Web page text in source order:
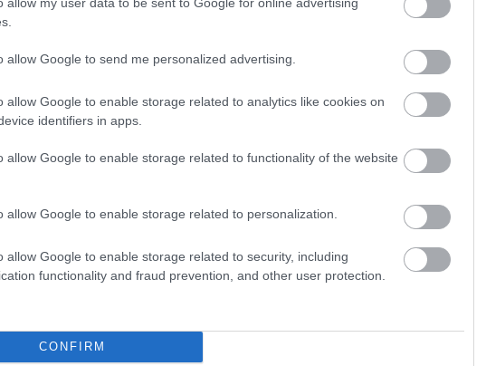
allow Google to send me personalized advertising.
allow Google to enable storage related to analytics like cookies on
identifiers in apps.
allow Google to enable storage related to functionality of the website
allow Google to enable storage related to personalization.
allow Google to enable storage related to security, including
functionality and fraud prevention, and other user protection.
CONFIRM
Kistücsök
Radovin
Rambo, a szőlősgazda
Szindbádék
IndaPass
id/1634002
szerkesztőjéhez. Részletek a
szomjasgodeny.hu/
és az aktuális társasághoz valami jó
Válasz erre